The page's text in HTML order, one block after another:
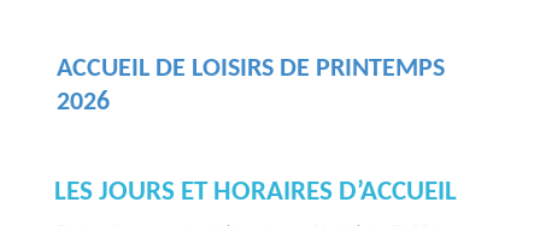
ACCUEIL DE LOISIRS DE PRINTEMPS
2026
LES JOURS ET HORAIRES D’ACCUEIL